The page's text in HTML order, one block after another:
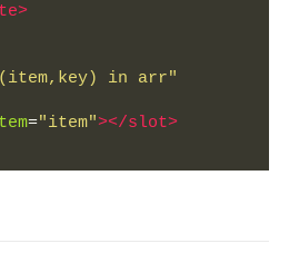
in arr"
="item"></slot>